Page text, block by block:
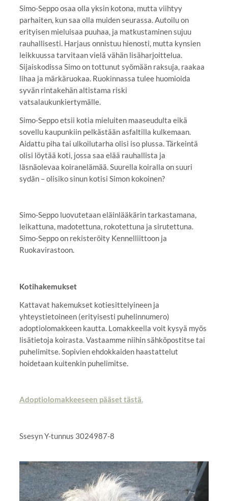
Simo-Seppo osaa olla yksin kotona, mutta viihtyy
parhaiten, kun saa olla muiden seurassa. Autoilu on
erityisen mieluisaa puuhaa, ja matkustaminen sujuu
rauhallisesti. Harjaus onnistuu hienosti, mutta kynsien
leikkuussa tarvitaan vielä vähän lisäharjoittelua.
Sijaiskodissa Simo on tottunut syömään raksuja, raakaa
lihaa ja märkäruokaa. Ruokinnassa tulee huomioida
syvän rintakehän altistama riski
vatsalaukunkiertymälle.
Simo-Seppo etsii kotia mieluiten maaseudulta eikä
sovellu kaupunkiin pelkästään asfaltilla kulkemaan.
Aidattu piha tai ulkoilutarha olisi iso plussa. Tärkeintä
olisi löytää koti, jossa saa elää rauhallista ja
läsnäolevaa koiranelämää. Suurella koiralla on suuri
sydän – olisiko sinun kotisi Simon kokoinen?
Simo-Seppo luovutetaan eläinlääkärin tarkastamana,
leikattuna, madotettuna, rokotettuna ja sirutettuna.
Simo-Seppo on rekisteröity Kennelliittoon ja
Ruokavirastoon.
Kotihakemukset
Kattavat hakemukset kotiesittelyineen ja
yhteystietoineen (erityisesti puhelinnumero)
adoptiolomakkeen kautta. Lomakkeella voit kysyä myös
lisätietoja koirasta. Vastaamme niihin sähköpostitse tai
puhelimitse. Sopivien ehdokkaiden haastattelut
hoidetaan kuitenkin puhelimitse.
Adoptiolomakkeeseen pääset tästä.
Ssesyn Y-tunnus 3024987-8